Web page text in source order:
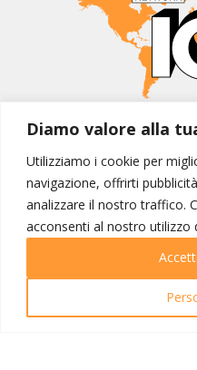
Diamo valore alla
Utilizziamo i cookie per
navigazione, offrirti
analizzare il nostro traffico.
acconsenti al nostro utilizzo
MONDO
I